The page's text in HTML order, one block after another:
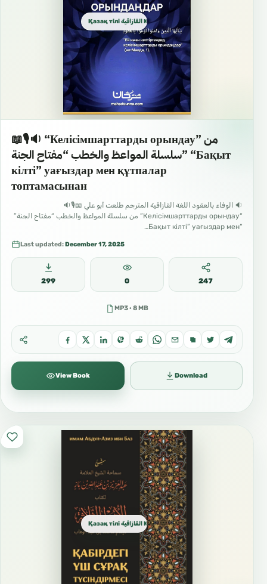
Қазақ тілі القازاقية Kazakh
📖🎙🔉 “Келісімшарттарды орындау” من
سلسلة المواعظ والخطب “مفتاح الجنة” “Бақыт
кілті” уағыздар мен құтпалар
топтамасынан
🔉 الوفاء بالعقود اللغة القازاقية المترجم طلعت أبو علي 📖🎙🔉
“Келісімшарттарды орындау” من سلسلة المواعظ والخطب “مفتاح الجنة”
“Бақыт кілті” уағыздар мен…
Last updated:December 17, 2025
299 0 247
MP3 · 8 MB
View Book Download
Қазақ тілі القازاقية Kazakh